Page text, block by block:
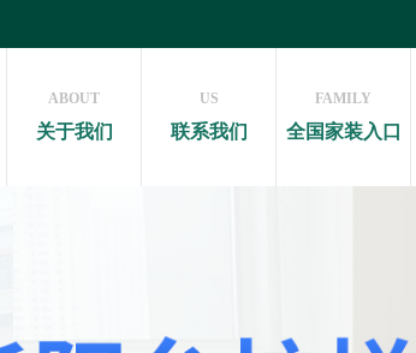
ABOUT
关于我们
US
联系我们
FAMILY
全国家装入口